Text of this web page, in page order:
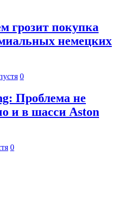
грозит покупка
немецких
0
Проблема не
и в шасси Aston
0